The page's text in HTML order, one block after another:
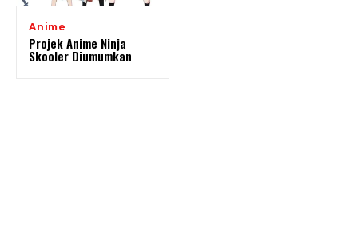
Anime
Projek Anime Ninja
Skooler Diumumkan